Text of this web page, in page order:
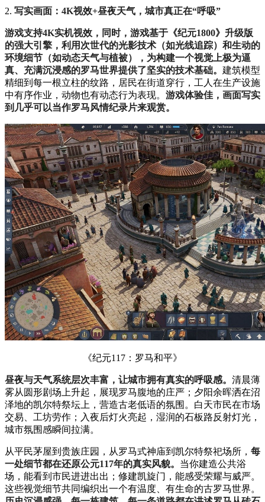
2. 写实画面：4K视效+昼夜天气，城市真正在“呼吸”
游戏支持4K实机视效，同时，游戏基于《纪元1800》升级版
的强大引擎，利用次世代的光影技术（如光线追踪）和生动的
环境细节（如动态天气与植被），为构建一个视觉上极为逼
真、充满沉浸感的罗马世界提供了坚实的技术基础。 建筑模型
精细到每一根立柱的纹路，居民在街道穿行，工人在生产设施
中有序作业，动物也有动态行为表现。 游戏体验佳，画面写实
到几乎可以当作罗马风情纪录片来观赏。
《纪元117：罗马和平》
昼夜与天气系统层次丰富，让城市拥有真实的呼吸感。 清晨薄
雾从圆形剧场上升起，展现罗马腹地的庄严；夕阳余晖洒在沼
泽地的凯尔特祭坛上，营造古老低语的氛围。白天市民在市场
交易、工坊劳作；入夜后灯火亮起，湿润的石板路反射灯光，
城市氛围感瞬间拉满。
从平民茅屋到贵族庄园，从罗马式神庙到凯尔特祭祀场所， 每
一处细节都在还原公元117年的真实风貌。 当你建造公共浴
场，能看到市民进进出出；修建凯旋门，能感受荣耀与威严。
这些视觉细节共同编织出一个有温度、有生命的古罗马世界。